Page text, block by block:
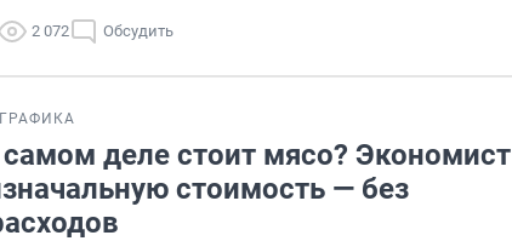
2 072 Обсудить
деле стоит мясо? Экономист
стоимость — без